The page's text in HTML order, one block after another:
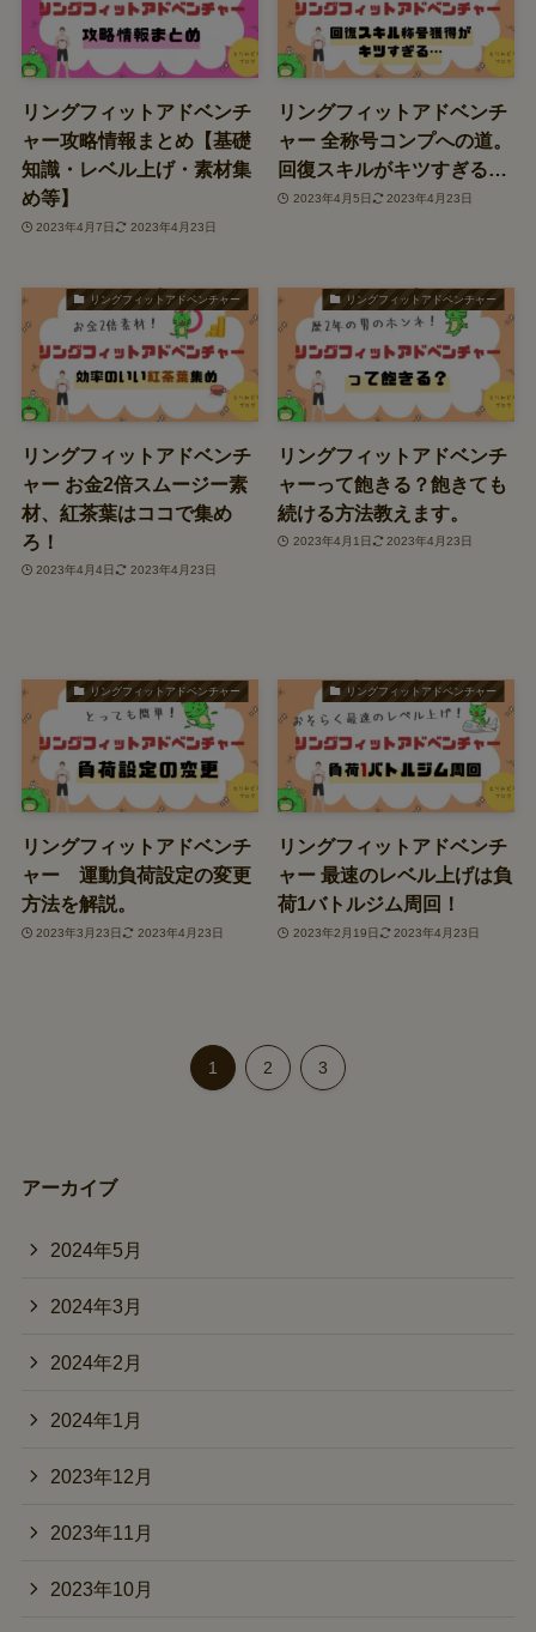
リングフィットアドベンチ
ャー攻略情報まとめ【基礎
知識・レベル上げ・素材集
め等】
2023年4月7日 2023年4月23日
リングフィットアドベンチ
ャー 全称号コンプへの道。
回復スキルがキツすぎる…
2023年4月5日 2023年4月23日
リングフィットアドベンチャー
リングフィットアドベンチ
ャー お金2倍スムージー素
材、紅茶葉はココで集め
ろ！
2023年4月4日 2023年4月23日
リングフィットアドベンチャー
リングフィットアドベンチ
ャーって飽きる？飽きても
続ける方法教えます。
2023年4月1日 2023年4月23日
リングフィットアドベンチャー
リングフィットアドベンチ
ャー 運動負荷設定の変更
方法を解説。
2023年3月23日 2023年4月23日
リングフィットアドベンチャー
リングフィットアドベンチ
ャー 最速のレベル上げは負
荷1バトルジム周回！
2023年2月19日 2023年4月23日
1 2 3
アーカイブ
2024年5月
2024年3月
2024年2月
2024年1月
2023年12月
2023年11月
2023年10月